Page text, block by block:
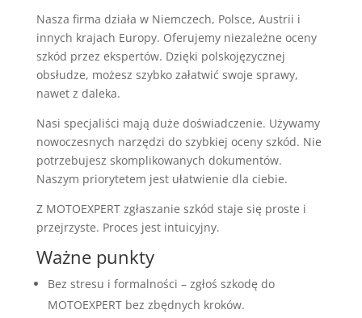
Nasza firma działa w Niemczech, Polsce, Austrii i
innych krajach Europy. Oferujemy niezależne oceny
szkód przez ekspertów. Dzięki polskojęzycznej
obsłudze, możesz szybko załatwić swoje sprawy,
nawet z daleka.
Nasi specjaliści mają duże doświadczenie. Używamy
nowoczesnych narzędzi do szybkiej oceny szkód. Nie
potrzebujesz skomplikowanych dokumentów.
Naszym priorytetem jest ułatwienie dla ciebie.
Z MOTOEXPERT zgłaszanie szkód staje się proste i
przejrzyste. Proces jest intuicyjny.
Ważne punkty
Bez stresu i formalności – zgłoś szkodę do
MOTOEXPERT bez zbędnych kroków.